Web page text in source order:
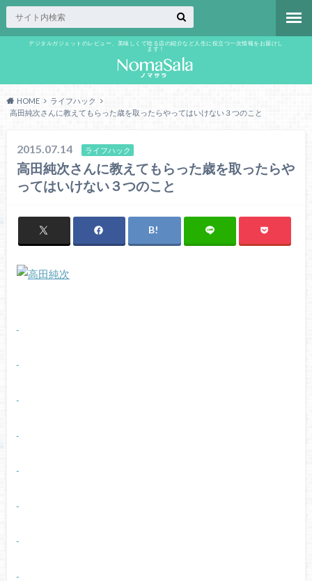
デジタルガジェットのレビュー、美味しくて唸る店の紹介など人生に役立つ一次情報をお届けし
ます！
HOME
ライフハック
高田純次さんに教えてもらった歳を取ったらやってはいけない３つのこと
2015.07.14 ライフハック
高田純次さんに教えてもらった歳を取ったらや
ってはいけない３つのこと